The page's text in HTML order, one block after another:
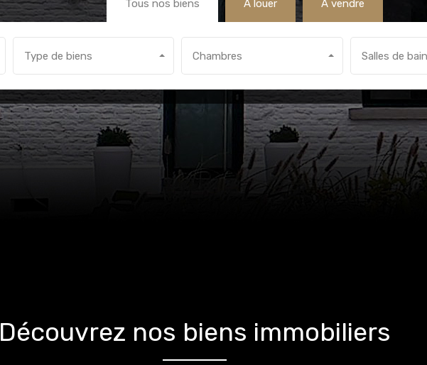
Tous nos biens A louer A vendre
Type de biens Chambres Salles de bain
Découvrez nos biens immobiliers